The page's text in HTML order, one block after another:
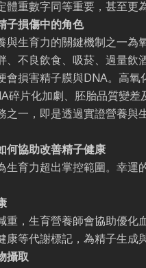
體重數字同等重要，甚至更
子損傷中的角色
與生育力的關鍵機制之一為
、不良飲食、吸菸、過量飲
會損害精子膜與DNA。高
碎片化加劇、胚胎品質變差
之一，即是透過實證營養與
何協助改善精子健康
生育力超出掌控範圍。幸運
重，生育營養師會協助優化
康等代謝標記，為精子生成
攝取